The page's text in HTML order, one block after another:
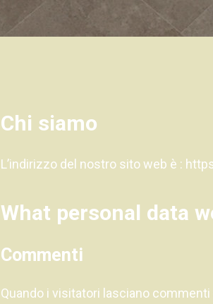
Chi siamo
L’indirizzo del nostro sito web è :
What personal data
Commenti
Quando i visitatori lasciano